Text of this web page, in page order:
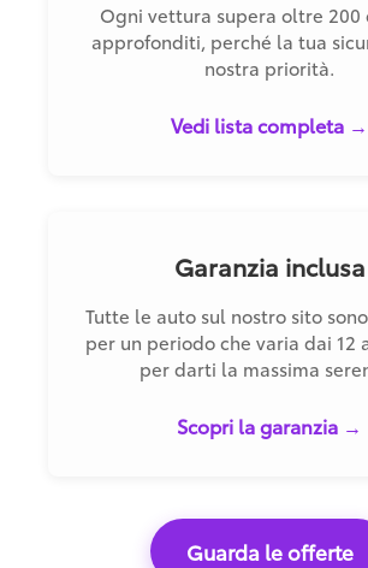
Ogni vettura supera oltre
approfonditi, perché la tua
nostra priorità.
Vedi lista completa →
Garanzia inclusa
Tutte le auto sul nostro sito
per un periodo che varia dai 12
per darti la massima
Scopri la garanzia →
Guarda le offerte